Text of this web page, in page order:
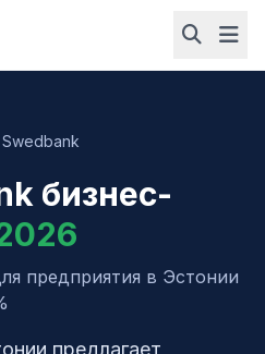
Swedbank
бизнес-
предприятия в Эстонии
предлагает